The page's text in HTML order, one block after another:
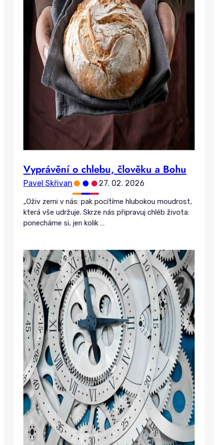
Vyprávění o chlebu, člověku a Bohu
Pavel Skřivan•••27. 02. 2026
„Oživ zemi v nás: pak pocítíme hlubokou moudrost,
která vše udržuje. Skrze nás připravuj chléb života:
ponecháme si, jen kolik …